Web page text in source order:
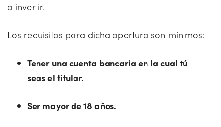
a invertir.
Los requisitos para dicha apertura son mínimos:
Tener una cuenta bancaria en la cual tú
seas el titular.
Ser mayor de 18 años.